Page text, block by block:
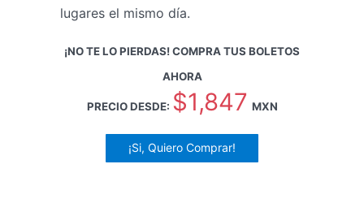
lugares el mismo día.
¡NO TE LO PIERDAS! COMPRA TUS BOLETOS
AHORA
PRECIO DESDE: $1,847 MXN
¡Si, Quiero Comprar!